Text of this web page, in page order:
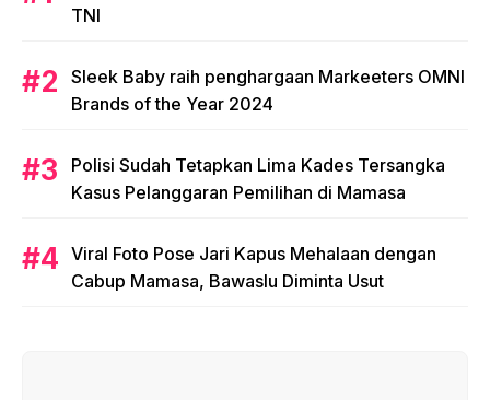
TNI
Sleek Baby raih penghargaan Markeeters OMNI
Brands of the Year 2024
Polisi Sudah Tetapkan Lima Kades Tersangka
Kasus Pelanggaran Pemilihan di Mamasa
Viral Foto Pose Jari Kapus Mehalaan dengan
Cabup Mamasa, Bawaslu Diminta Usut